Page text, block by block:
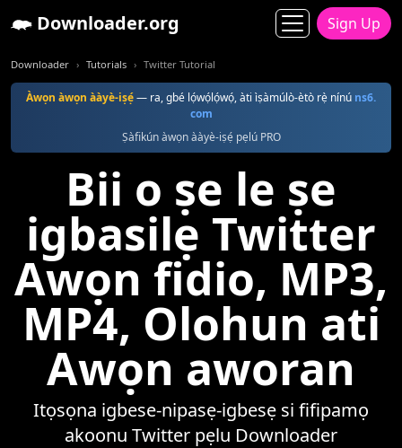
Downloader.org Sign Up
Downloader Tutorials Twitter Tutorial
Àwọn àwọn ààyè-iṣẹ́— ra, gbé lọ́wọ́lọ́wọ́, àti ìṣàmúlò-ètò rẹ̀ nínú ns6.
com
Ṣàfikún àwọn ààyè-iṣẹ́ pẹlú PRO
Bii o ṣe le ṣe
igbasilẹ Twitter
Awọn fidio, MP3,
MP4, Olohun ati
Awọn aworan
Itọsọna igbese-nipasẹ-igbesẹ si fifipamọ
akoonu Twitter pẹlu Downloader